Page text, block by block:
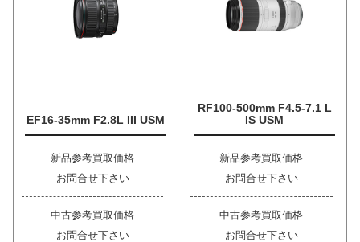
EF16-35mm F2.8L III USM
新品参考買取価格
お問合せ下さい
中古参考買取価格
お問合せ下さい
RF100-500mm F4.5-7.1 L
IS USM
新品参考買取価格
お問合せ下さい
中古参考買取価格
お問合せ下さい